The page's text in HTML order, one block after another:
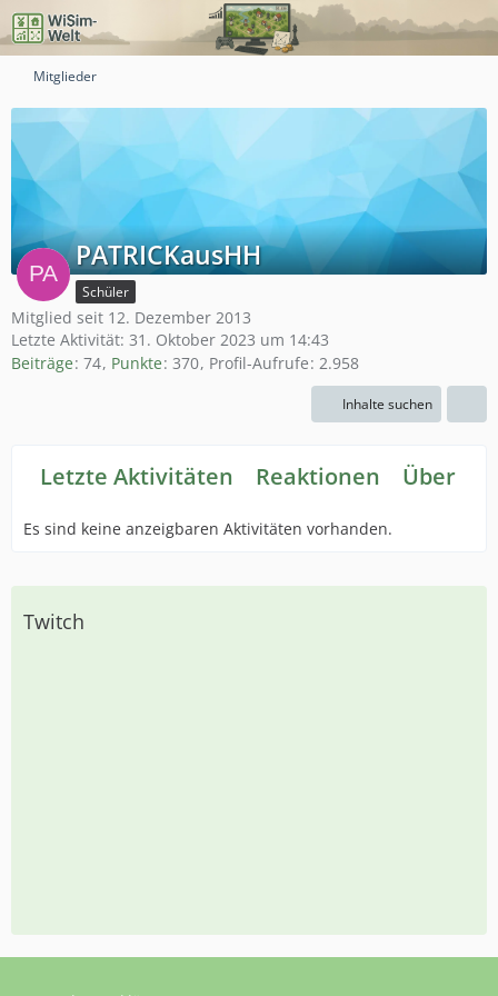
Mitglieder
PATRICKausHH
Schüler
Mitglied seit 12. Dezember 2013
Letzte Aktivität: 31. Oktober 2023 um 14:43
Beiträge 74 Punkte 370 Profil-Aufrufe 2.958
Inhalte suchen
Letzte Aktivitäten Reaktionen Über
Es sind keine anzeigbaren Aktivitäten vorhanden.
Twitch